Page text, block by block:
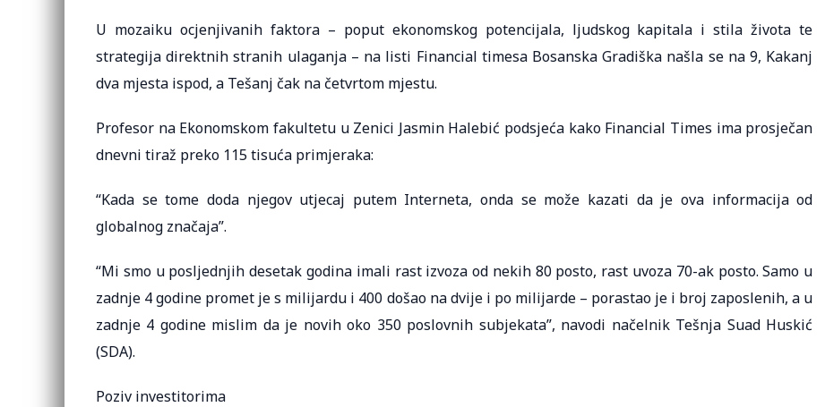
U mozaiku ocjenjivanih faktora – poput ekonomskog potencijala, ljudskog kapitala i stila života te
strategija direktnih stranih ulaganja – na listi Financial timesa Bosanska Gradiška našla se na 9, Kakanj
dva mjesta ispod, a Tešanj čak na četvrtom mjestu.
Profesor na Ekonomskom fakultetu u Zenici Jasmin Halebić podsjeća kako Financial Times ima prosječan
dnevni tiraž preko 115 tisuća primjeraka:
“Kada se tome doda njegov utjecaj putem Interneta, onda se može kazati da je ova informacija od
globalnog značaja”.
“Mi smo u posljednjih desetak godina imali rast izvoza od nekih 80 posto, rast uvoza 70-ak posto. Samo u
zadnje 4 godine promet je s milijardu i 400 došao na dvije i po milijarde – porastao je i broj zaposlenih, a u
zadnje 4 godine mislim da je novih oko 350 poslovnih subjekata”, navodi načelnik Tešnja Suad Huskić
(SDA).
Poziv investitorima